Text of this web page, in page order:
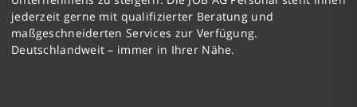
jederzeit gerne mit qualifizierter Beratung und
maßgeschneiderten Services zur Verfügung.
Deutschlandweit – immer in Ihrer Nähe.